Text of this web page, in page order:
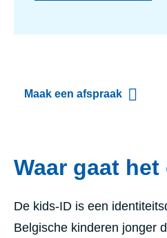
Maak een afspraak
Waar gaat het
De kids-ID is een
Belgische kinderen jonger